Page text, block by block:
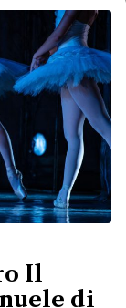
Il
di